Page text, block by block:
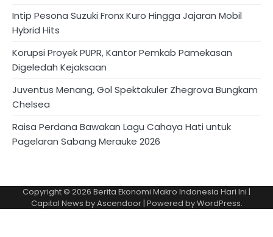
Intip Pesona Suzuki Fronx Kuro Hingga Jajaran Mobil
Hybrid Hits
Korupsi Proyek PUPR, Kantor Pemkab Pamekasan
Digeledah Kejaksaan
Juventus Menang, Gol Spektakuler Zhegrova Bungkam
Chelsea
Raisa Perdana Bawakan Lagu Cahaya Hati untuk
Pagelaran Sabang Merauke 2026
Copyright © 2026 Berita Ekonomi Makro Indonesia Hari Ini |
Capital News byAscendoor| Powered byWordPress.